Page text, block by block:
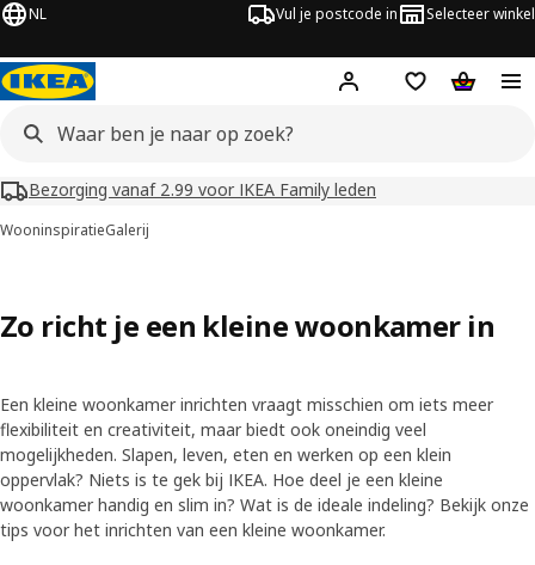
NL Vul je postcode in Selecteer winkel
Hej! Log in
Bezorging vanaf 2.99 voor IKEA Family leden
WooninspiratieGalerij
Zo richt je een kleine woonkamer in
Een kleine woonkamer inrichten vraagt misschien om iets meer
flexibiliteit en creativiteit, maar biedt ook oneindig veel
mogelijkheden. Slapen, leven, eten en werken op een klein
oppervlak? Niets is te gek bij IKEA. Hoe deel je een kleine
woonkamer handig en slim in? Wat is de ideale indeling? Bekijk onze
tips voor het inrichten van een kleine woonkamer.